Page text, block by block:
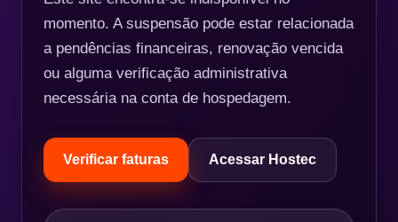
momento. A suspensão pode estar relacionada
a pendências financeiras, renovação vencida
ou alguma verificação administrativa
necessária na conta de hospedagem.
Verificar faturas Acessar Hostec